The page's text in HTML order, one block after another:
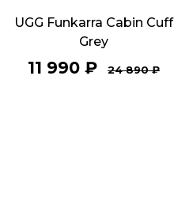
UGG Funkarra Cabin Cuff
Grey
11 990₽ 24 890₽